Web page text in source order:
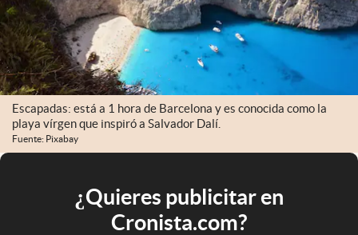
Escapadas: está a 1 hora de Barcelona y es conocida como la
playa vírgen que inspiró a Salvador Dalí.
Fuente: Pixabay
¿Quieres publicitar en
Cronista.com?